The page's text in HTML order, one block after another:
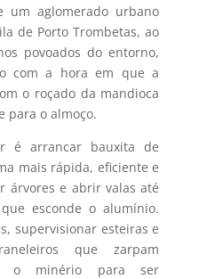
um aglomerado urbano
de Porto Trombetas, ao
povoados do entorno,
com a hora em que a
o roçado da mandioca
para o almoço.
é arrancar bauxita de
mais rápida, eficiente e
árvores e abrir valas até
esconde o alumínio.
supervisionar esteiras e
que zarpam
o minério para ser